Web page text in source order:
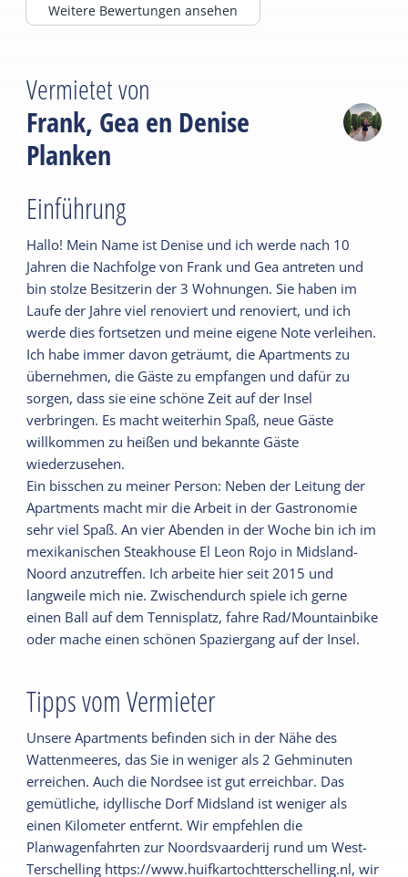
Weitere Bewertungen ansehen
Vermietet von
Frank, Gea en Denise
Planken
Einführung
Hallo! Mein Name ist Denise und ich werde nach 10
Jahren die Nachfolge von Frank und Gea antreten und
bin stolze Besitzerin der 3 Wohnungen. Sie haben im
Laufe der Jahre viel renoviert und renoviert, und ich
werde dies fortsetzen und meine eigene Note verleihen.
Ich habe immer davon geträumt, die Apartments zu
übernehmen, die Gäste zu empfangen und dafür zu
sorgen, dass sie eine schöne Zeit auf der Insel
verbringen. Es macht weiterhin Spaß, neue Gäste
willkommen zu heißen und bekannte Gäste
wiederzusehen.
Ein bisschen zu meiner Person: Neben der Leitung der
Apartments macht mir die Arbeit in der Gastronomie
sehr viel Spaß. An vier Abenden in der Woche bin ich im
mexikanischen Steakhouse El Leon Rojo in Midsland-
Noord anzutreffen. Ich arbeite hier seit 2015 und
langweile mich nie. Zwischendurch spiele ich gerne
einen Ball auf dem Tennisplatz, fahre Rad/Mountainbike
oder mache einen schönen Spaziergang auf der Insel.
Tipps vom Vermieter
Unsere Apartments befinden sich in der Nähe des
Wattenmeeres, das Sie in weniger als 2 Gehminuten
erreichen. Auch die Nordsee ist gut erreichbar. Das
gemütliche, idyllische Dorf Midsland ist weniger als
einen Kilometer entfernt. Wir empfehlen die
Planwagenfahrten zur Noordsvaarderij rund um West-
Terschelling https://www.huifkartochtterschelling.nl, wir